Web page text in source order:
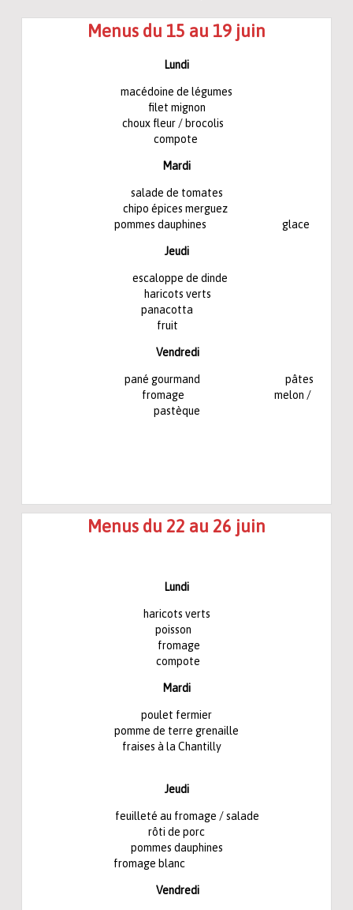
Menus du 15 au 19 juin
Lundi
macédoine de légumes
filet mignon
choux fleur / brocolis
compote
Mardi
salade de tomates
chipo épices merguez
pommes dauphines glace
Jeudi
escaloppe de dinde
haricots verts
panacotta
fruit
Vendredi
pané gourmand pâtes
fromage melon /
pastèque
Menus du 22 au 26 juin
Lundi
haricots verts
poisson
fromage
compote
Mardi
poulet fermier
pomme de terre grenaille
fraises à la Chantilly
Jeudi
feuilleté au fromage / salade
rôti de porc
pommes dauphines
fromage blanc
Vendredi